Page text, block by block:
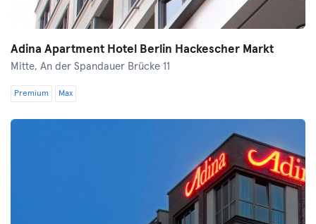
Adina Apartment Hotel Berlin Hackescher Markt
Mitte, An der Spandauer Brücke 11
Premium Max